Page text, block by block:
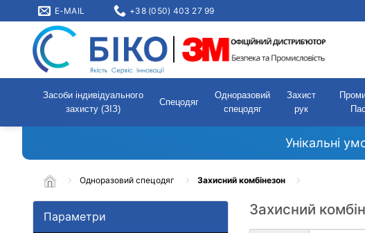
E-MAIL +38 (050) 403 27 99
Засоби індивідуального
захисту (ЗІЗ)
Спецодяг
Одноразовий
спецодяг
Захист
рук
Унікальні
Одноразовий спецодяг Захисний комбінезон
Параметри Захисний